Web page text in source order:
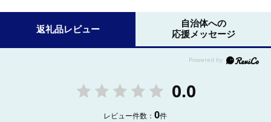
返礼品レビュー
自治体への
応援メッセージ
0.0
レビュー件数：0件